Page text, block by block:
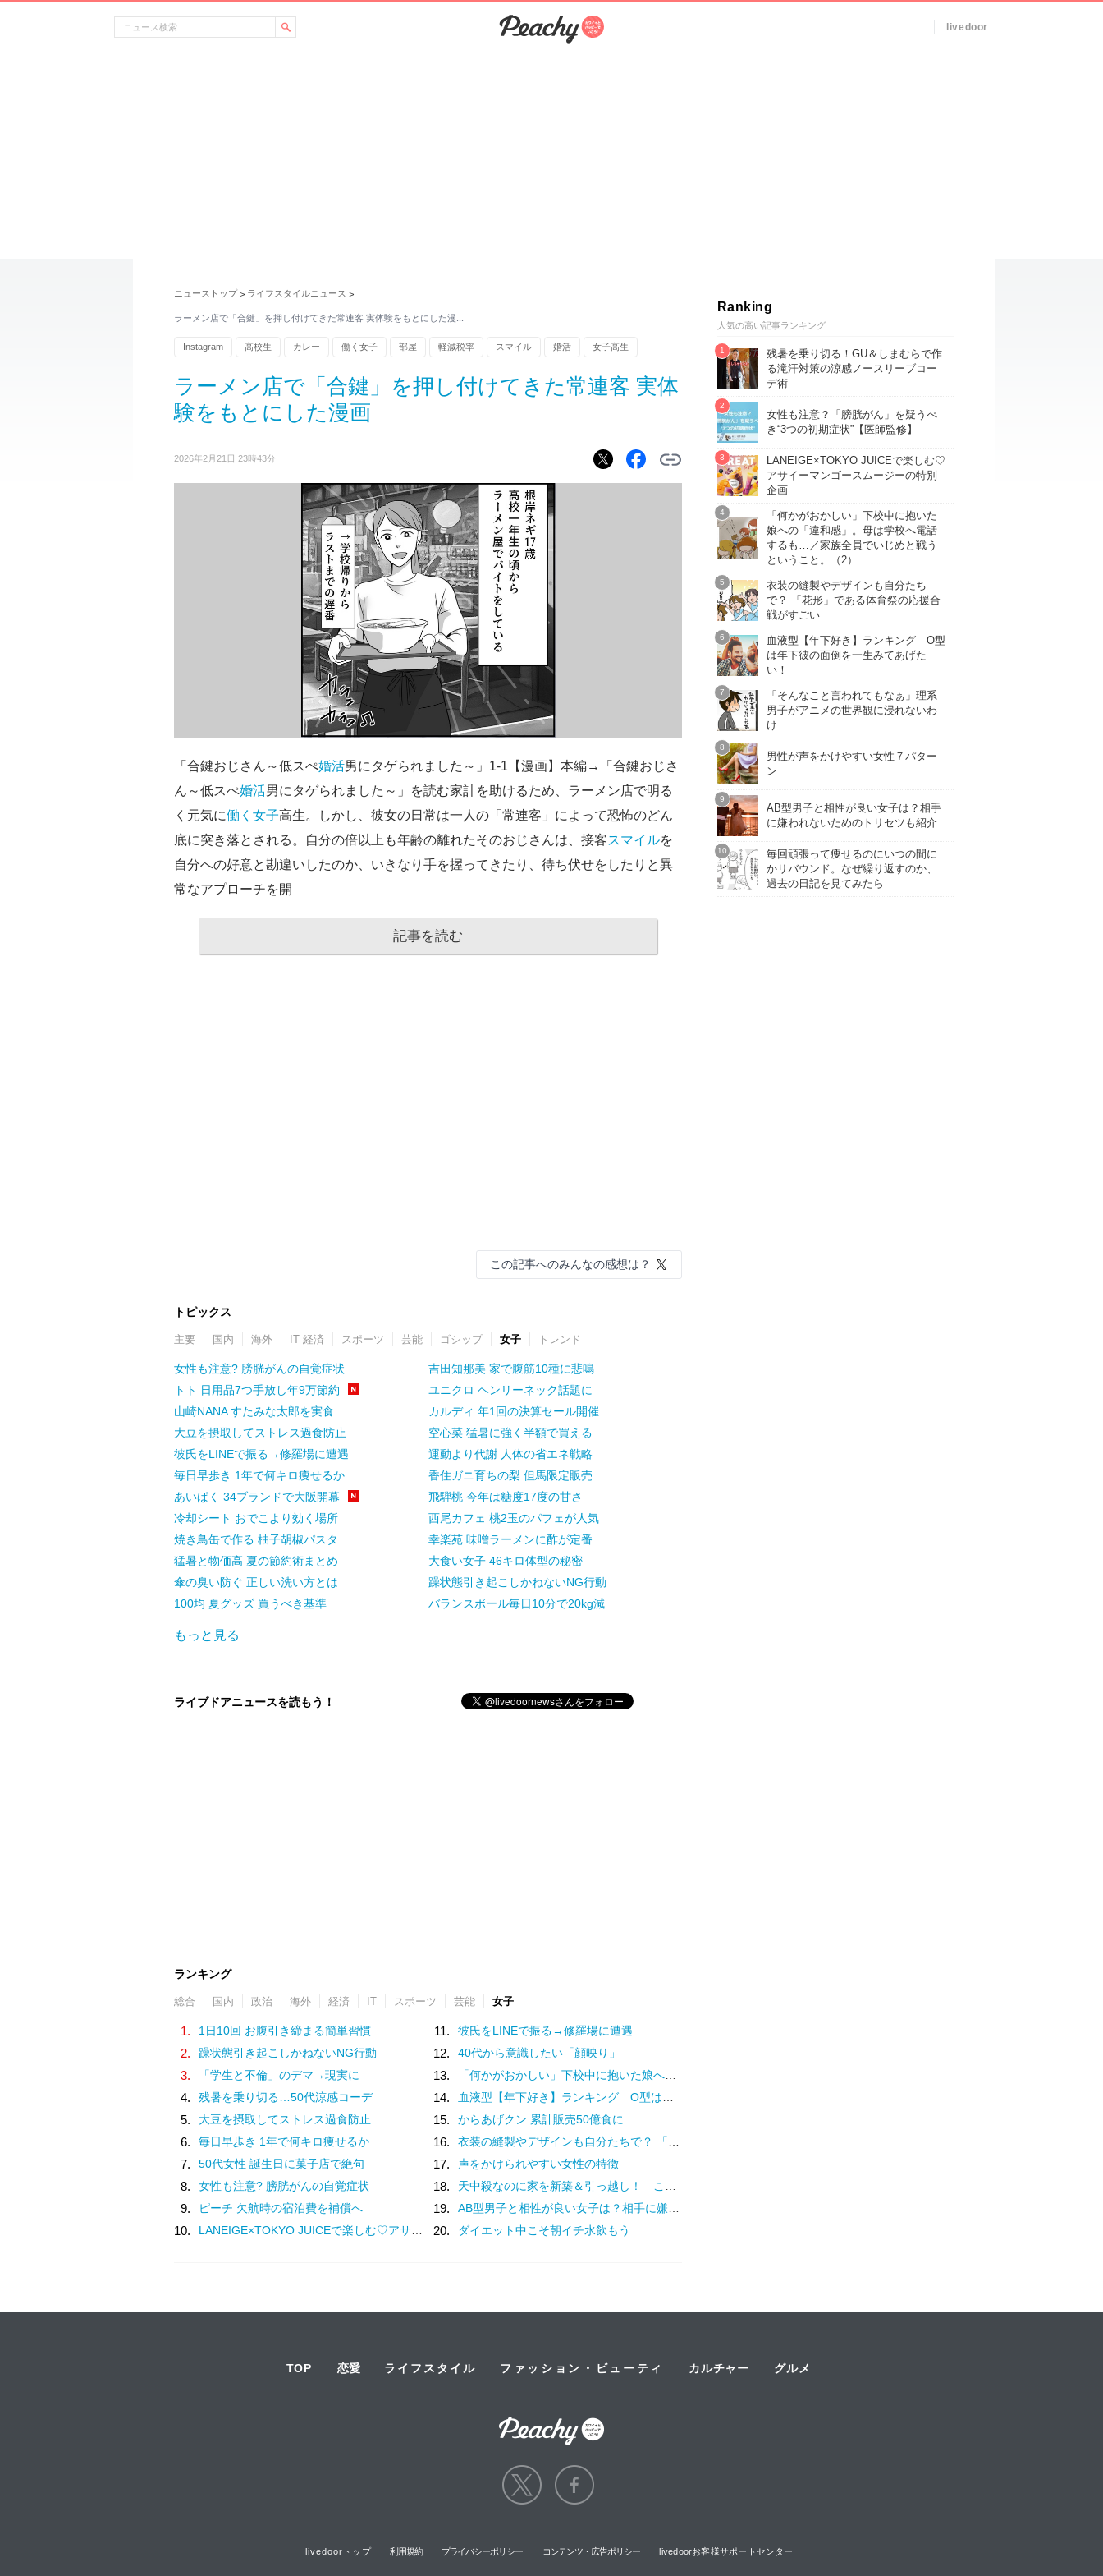
livedoor
ニューストップ > ライフスタイルニュース >
ラーメン店で「合鍵」を押し付けてきた常連客 実体験をもとにした漫…
Instagram 高校生 カレー 働く女子 部屋 軽減税率 スマイル 婚活 女子高生
ラーメン店で「合鍵」を押し付けてきた常連客 実体
験をもとにした漫画
2026年2月21日 23時43分
「合鍵おじさん～低スぺ婚活男にタゲられました～」1-1【漫画】本編→「合鍵おじさ
ん～低スぺ婚活男にタゲられました～」を読む家計を助けるため、ラーメン店で明る
く元気に働く女子高生。しかし、彼女の日常は一人の「常連客」によって恐怖のどん
底に突き落とされる。自分の倍以上も年齢の離れたそのおじさんは、接客スマイルを
自分への好意と勘違いしたのか、いきなり手を握ってきたり、待ち伏せをしたりと異
常なアプローチを開
記事を読む
この記事へのみんなの感想は？
トピックス
主要 国内 海外 IT 経済 スポーツ 芸能 ゴシップ 女子 トレンド
女性も注意? 膀胱がんの自覚症状
トト 日用品7つ手放し年9万節約
山崎NANA すたみな太郎を実食
大豆を摂取してストレス過食防止
彼氏をLINEで振る→修羅場に遭遇
毎日早歩き 1年で何キロ痩せるか
あいぱく 34ブランドで大阪開幕
冷却シート おでこより効く場所
焼き鳥缶で作る 柚子胡椒パスタ
猛暑と物価高 夏の節約術まとめ
傘の臭い防ぐ 正しい洗い方とは
100均 夏グッズ 買うべき基準
吉田知那美 家で腹筋10種に悲鳴
ユニクロ ヘンリーネック話題に
カルディ 年1回の決算セール開催
空心菜 猛暑に強く半額で買える
運動より代謝 人体の省エネ戦略
香住ガニ育ちの梨 但馬限定販売
飛騨桃 今年は糖度17度の甘さ
西尾カフェ 桃2玉のパフェが人気
幸楽苑 味噌ラーメンに酢が定番
大食い女子 46キロ体型の秘密
躁状態引き起こしかねないNG行動
バランスボール毎日10分で20kg減
もっと見る
ライブドアニュースを読もう！
ランキング
総合 国内 政治 海外 経済 IT スポーツ 芸能 女子
1. 1日10回 お腹引き締まる簡単習慣
2. 躁状態引き起こしかねないNG行動
3. 「学生と不倫」のデマ→現実に
4. 残暑を乗り切る…50代涼感コーデ
5. 大豆を摂取してストレス過食防止
6. 毎日早歩き 1年で何キロ痩せるか
7. 50代女性 誕生日に菓子店で絶句
8. 女性も注意? 膀胱がんの自覚症状
9. ピーチ 欠航時の宿泊費を補償へ
10. LANEIGE×TOKYO JUICEで楽しむ♡アサイーマンゴースムージーの特別企画
11. 彼氏をLINEで振る→修羅場に遭遇
12. 40代から意識したい「顔映り」
13. 「何かがおかしい」下校中に抱いた娘への「違和感」。母は学校へ電話するも…／家族全員でいじめと戦うということ。（2）
14. 血液型【年下好き】ランキング O型は年下彼の面倒を一生みてあげたい！
15. からあげクン 累計販売50億食に
16. 衣装の縫製やデザインも自分たちで？ 「花形」である体育祭の応援合戦がすごい
17. 声をかけられやすい女性の特徴
18. 天中殺なのに家を新築＆引っ越し！ これって大丈夫？【ユミリーのお悩み相談室】
19. AB型男子と相性が良い女子は？相手に嫌われないためのトリセツも紹介
20. ダイエット中こそ朝イチ水飲もう
Ranking
人気の高い記事ランキング
残暑を乗り切る！GU＆しまむらで作
る滝汗対策の涼感ノースリーブコー
デ術
女性も注意？「膀胱がん」を疑うべ
き“3つの初期症状”【医師監修】
LANEIGE×TOKYO JUICEで楽しむ♡
アサイーマンゴースムージーの特別
企画
「何かがおかしい」下校中に抱いた
娘への「違和感」。母は学校へ電話
するも…／家族全員でいじめと戦う
ということ。（2）
衣装の縫製やデザインも自分たち
で？ 「花形」である体育祭の応援合
戦がすごい
血液型【年下好き】ランキング O型
は年下彼の面倒を一生みてあげた
い！
「そんなこと言われてもなぁ」理系
男子がアニメの世界観に浸れないわ
け
男性が声をかけやすい女性７パター
ン
AB型男子と相性が良い女子は？相手
に嫌われないためのトリセツも紹介
毎回頑張って痩せるのにいつの間に
かリバウンド。なぜ繰り返すのか、
過去の日記を見てみたら
TOP 恋愛 ライフスタイル ファッション・ビューティ カルチャー グルメ
livedoorトップ 利用規約 プライバシーポリシー コンテンツ・広告ポリシー livedoorお客様サポートセンター